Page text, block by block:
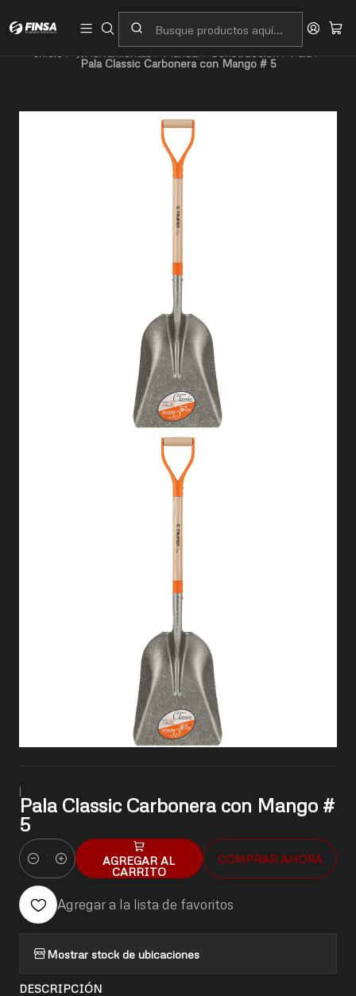
Pala Classic Carbonera con Mango # 5
|
Pala Classic Carbonera con Mango #
5
Cantidad
AGREGAR AL
CARRITO
COMPRAR AHORA
Agregar a la lista de favoritos
Mostrar stock de ubicaciones
DESCRIPCIÓN